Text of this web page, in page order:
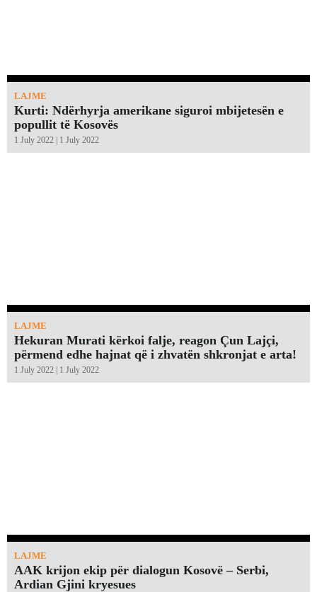
LAJME
Kurti: Ndërhyrja amerikane siguroi mbijetesën e
popullit të Kosovës
1 July 2022 | 1 July 2022
LAJME
Hekuran Murati kërkoi falje, reagon Çun Lajçi,
përmend edhe hajnat që i zhvatën shkronjat e arta!￼
1 July 2022 | 1 July 2022
LAJME
AAK krijon ekip për dialogun Kosovë – Serbi,
Ardian Gjini kryesues